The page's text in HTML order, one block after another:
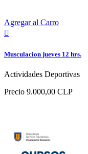
Agregar al Carro

Musculacion jueves 12 hrs.
Actividades Deportivas
Precio 9.000,00 CLP